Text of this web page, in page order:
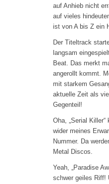
auf Anhieb nicht
auf vieles
ist von A bis Z ein
Der Titeltrack
langsam
Beat. Das merkt
angerollt kommt.
mit starkem
aktuelle Zeit als
Gegenteil!
Oha, „Serial
wider meines
Nummer. Da
Metal Discos.
Yeah, „Paradise
schwer geiles Riff!